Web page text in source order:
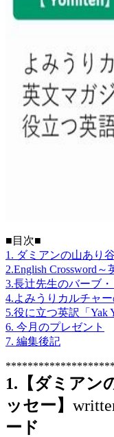
■目次■
1. ダミアンの山あり
2.English Crossword
3.長辻先生のバーブ
4.よみうりカルチャ
5.役に立つ英訳「Yak
6. 今月のプレゼント
7. 編集後記
1.【ダミアン
ッセー】
ード